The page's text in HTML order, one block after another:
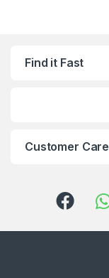
Find it Fast
Customer Care